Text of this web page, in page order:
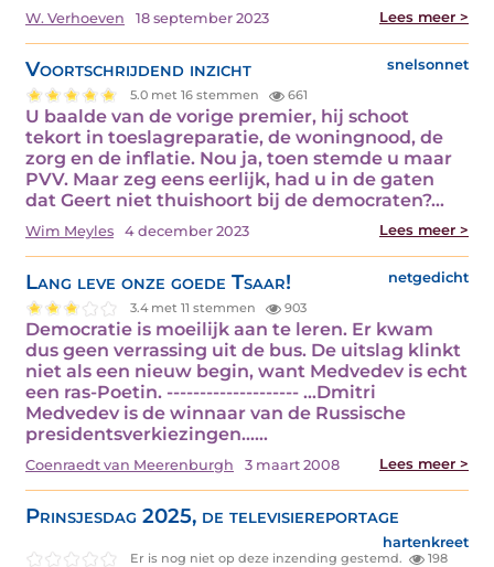
W. Verhoeven 18 september 2023 Lees meer >
Voortschrijdend inzicht snelsonnet
5.0 met 16 stemmen 661
U baalde van de vorige premier, hij schoot
tekort in toeslagreparatie, de woningnood, de
zorg en de inflatie. Nou ja, toen stemde u maar
PVV. Maar zeg eens eerlijk, had u in de gaten
dat Geert niet thuishoort bij de democraten?…
Wim Meyles 4 december 2023 Lees meer >
Lang leve onze goede Tsaar! netgedicht
3.4 met 11 stemmen 903
Democratie is moeilijk aan te leren. Er kwam
dus geen verrassing uit de bus. De uitslag klinkt
niet als een nieuw begin, want Medvedev is echt
een ras-Poetin. -------------------- ...Dmitri
Medvedev is de winnaar van de Russische
presidentsverkiezingen...…
Coenraedt van Meerenburgh 3 maart 2008 Lees meer >
Prinsjesdag 2025, de televisiereportage
hartenkreet
Er is nog niet op deze inzending gestemd. 198